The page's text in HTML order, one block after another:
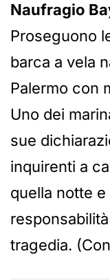
Naufragio
Proseguono
barca a vela
Palermo con
Uno dei
sue
inquirenti a
quella notte
tragedia.